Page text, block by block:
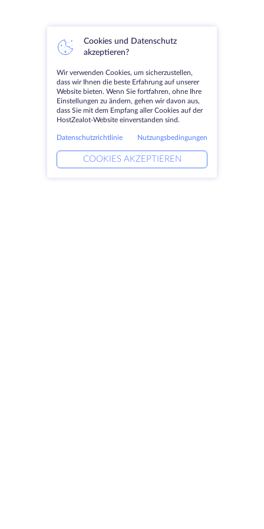
Cookies und Datenschutz
akzeptieren?
Wir verwenden Cookies, um sicherzustellen,
dass wir Ihnen die beste Erfahrung auf unserer
Website bieten. Wenn Sie fortfahren, ohne Ihre
Einstellungen zu ändern, gehen wir davon aus,
dass Sie mit dem Empfang aller Cookies auf der
HostZealot-Website einverstanden sind.
Datenschutzrichtlinie Nutzungsbedingungen
COOKIES AKZEPTIEREN